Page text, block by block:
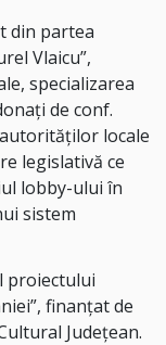
din partea
Vlaicu”,
specializarea
de conf.
locale
legislativă ce
lobby-ului în
sistem
proiectului
finanțat de
Județean.